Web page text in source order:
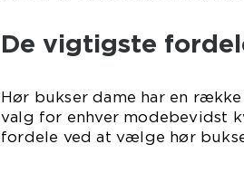
De vigtigste
Hør bukser dame har en
valg for enhver modebevidst
fordele ved at vælge hør